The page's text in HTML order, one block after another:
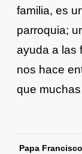
familia, es
parroquia;
ayuda a las
nos hace
que
Papa Francisco